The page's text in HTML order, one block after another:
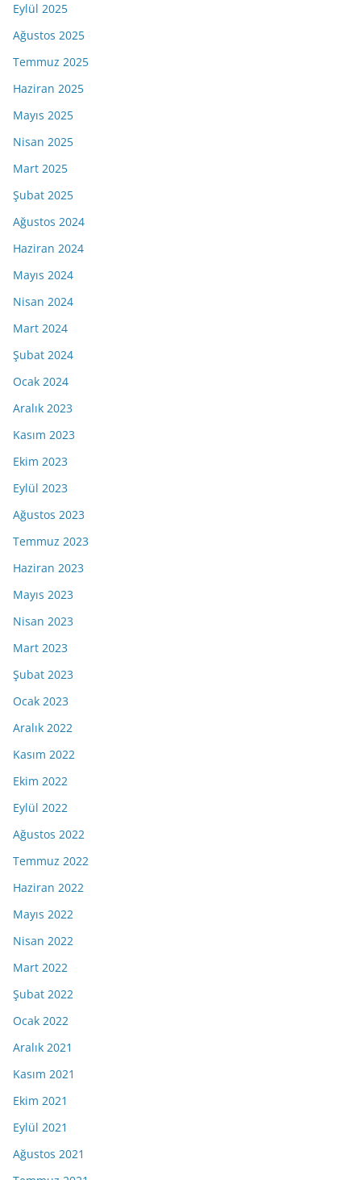
Eylül 2025
Ağustos 2025
Temmuz 2025
Haziran 2025
Mayıs 2025
Nisan 2025
Mart 2025
Şubat 2025
Ağustos 2024
Haziran 2024
Mayıs 2024
Nisan 2024
Mart 2024
Şubat 2024
Ocak 2024
Aralık 2023
Kasım 2023
Ekim 2023
Eylül 2023
Ağustos 2023
Temmuz 2023
Haziran 2023
Mayıs 2023
Nisan 2023
Mart 2023
Şubat 2023
Ocak 2023
Aralık 2022
Kasım 2022
Ekim 2022
Eylül 2022
Ağustos 2022
Temmuz 2022
Haziran 2022
Mayıs 2022
Nisan 2022
Mart 2022
Şubat 2022
Ocak 2022
Aralık 2021
Kasım 2021
Ekim 2021
Eylül 2021
Ağustos 2021